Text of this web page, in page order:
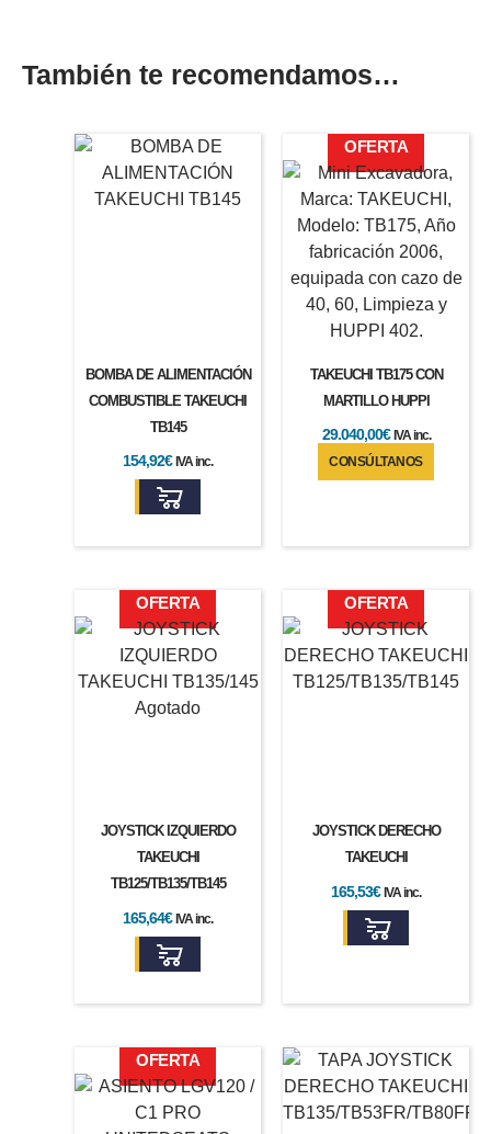
También te recomendamos…
BOMBA DE ALIMENTACIÓN
COMBUSTIBLE TAKEUCHI
TB145
154,92€ IVA inc.
OFERTA
TAKEUCHI TB175 CON
MARTILLO HUPPI
precio
original
era:
37.510,00€.
29.040,00€
El
precio
actual
es:
29.040,00€.
IVA inc.
CONSÚLTANOS
OFERTA
Agotado
JOYSTICK IZQUIERDO
TAKEUCHI
TB125/TB135/TB145
original
era:
206,61€.
165,64€
El
actual
es:
IVA inc.
OFERTA
JOYSTICK DERECHO
TAKEUCHI
original
era:
165,53€
El
actual
es:
IVA inc.
OFERTA
precio
original
era:
1.547,29€.
El
precio
actual
es:
1.392,55€.